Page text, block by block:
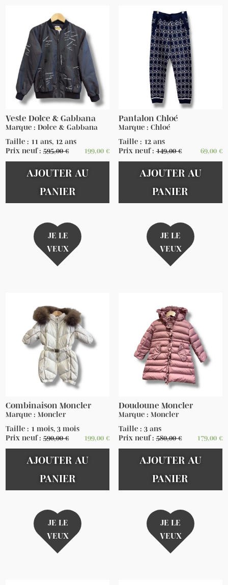
Veste Dolce & Gabbana
Marque : Dolce & Gabbana
Taille : 11 ans, 12 ans
Prix neuf :595,00€ 199,00 €
AJOUTER AU
PANIER
JE LE
VEUX
Pantalon Chloé
Marque : Chloé
Taille : 12 ans
Prix neuf :149,00€ 69,00 €
AJOUTER AU
PANIER
JE LE
VEUX
Combinaison Moncler
Marque : Moncler
Taille : 1 mois, 3 mois
Prix neuf :590,00€ 199,00 €
AJOUTER AU
PANIER
JE LE
VEUX
Doudoune Moncler
Marque : Moncler
Taille : 3 ans
Prix neuf :580,00€ 179,00 €
AJOUTER AU
PANIER
JE LE
VEUX